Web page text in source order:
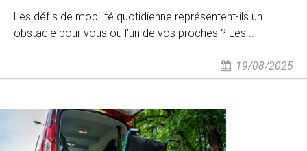
Les défis de mobilité quotidienne représentent-ils un
obstacle pour vous ou l'un de vos proches ? Les...
19/08/2025